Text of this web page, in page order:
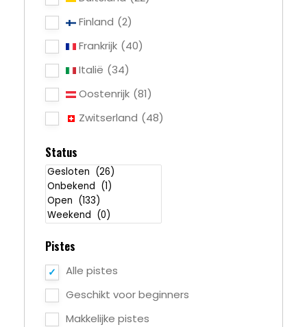
Finland (2)
Frankrijk (40)
Italië (34)
Oostenrijk (81)
Zwitserland (48)
Status
Pistes
Alle pistes
Geschikt voor beginners
Makkelijke pistes